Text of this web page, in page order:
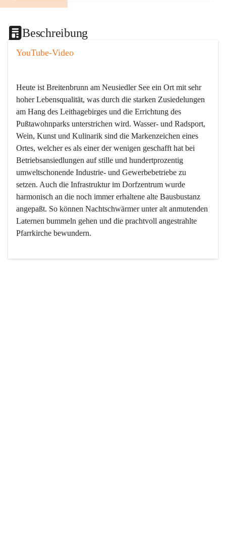
Beschreibung
YouTube-Video
Heute ist Breitenbrunn am Neusiedler See ein Ort mit sehr
hoher Lebensqualität, was durch die starken Zusiedelungen
am Hang des Leithagebirges und die Errichtung des
Pußtawohnparks unterstrichen wird. Wasser- und Radsport,
Wein, Kunst und Kulinarik sind die Markenzeichen eines
Ortes, welcher es als einer der wenigen geschafft hat bei
Betriebsansiedlungen auf stille und hundertprozentig
umweltschonende Industrie- und Gewerbebetriebe zu
setzen. Auch die Infrastruktur im Dorfzentrum wurde
harmonisch an die noch immer erhaltene alte Bausbustanz
angepaßt. So können Nachtschwärmer unter alt anmutenden
Laternen bummeln gehen und die prachtvoll angestrahlte
Pfarrkirche bewundern.
Der Weinbau dominert heute nicht mehr, ist aber integrativer